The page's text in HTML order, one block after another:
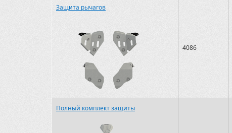
Защита рычагов
4086
Полный комплект защиты